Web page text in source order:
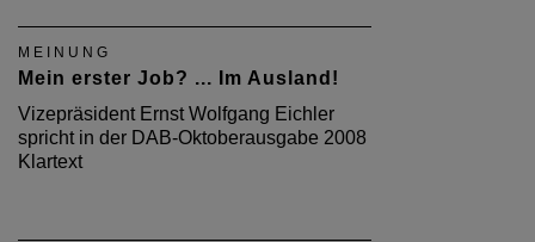
MEINUNG
Mein erster Job? ... Im Ausland!
Vizepräsident Ernst Wolfgang Eichler
spricht in der DAB-Oktoberausgabe 2008
Klartext